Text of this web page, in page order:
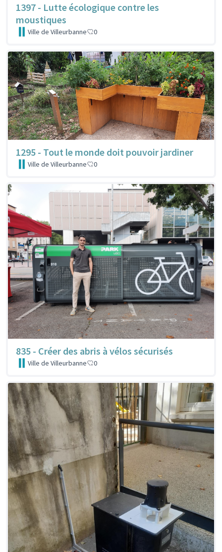
1397 - Lutte écologique contre les
moustiques
Ville de Villeurbanne 0
1295 - Tout le monde doit pouvoir jardiner
Ville de Villeurbanne 0
835 - Créer des abris à vélos sécurisés
Ville de Villeurbanne 0